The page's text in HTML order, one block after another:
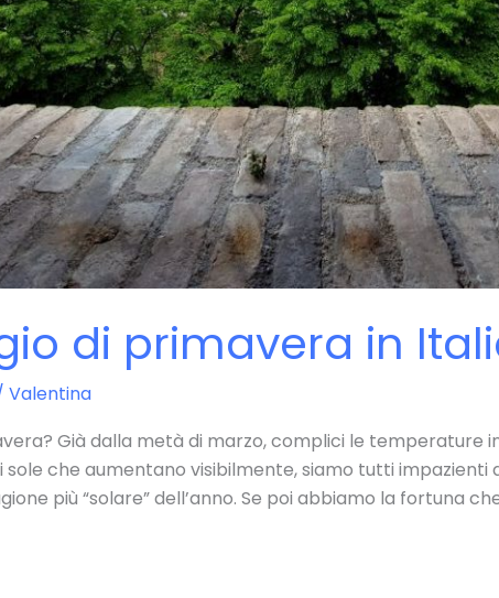
di primavera in
Valentina
Già dalla metà di marzo, complici le temperature
che aumentano visibilmente, siamo tutti impazienti
più “solare” dell’anno. Se poi abbiamo la fortuna